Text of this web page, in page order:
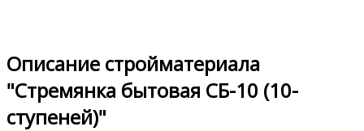
Описание стройматериала
"Стремянка бытовая СБ-10 (10-
ступеней)"